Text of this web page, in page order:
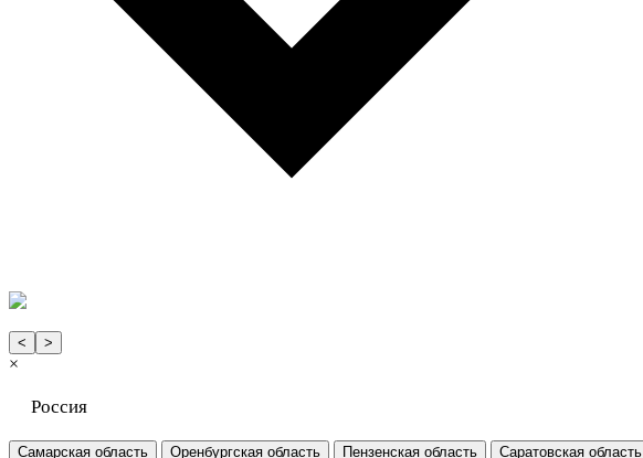
< >
×
Россия
Самарская область Оренбургская область Пензенская область Саратовская область